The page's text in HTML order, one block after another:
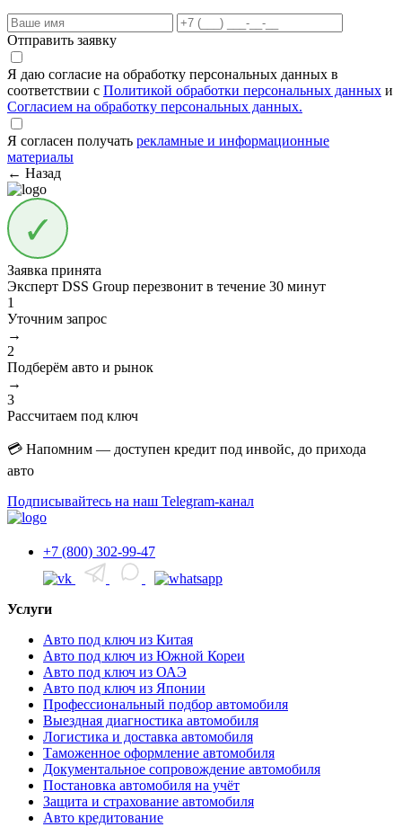
Отправить заявку
Я даю согласие на обработку персональных данных в
соответствии с Политикой обработки персональных данных и
Согласием на обработку персональных данных.
Я согласен получать рекламные и информационные
материалы
← Назад
Заявка принята
Эксперт DSS Group перезвонит в течение 30 минут
1
Уточним запрос
→
2
Подберём авто и рынок
→
3
Рассчитаем под ключ
💳 Напомним — доступен кредит под инвойс, до прихода
авто
Подписывайтесь на наш Telegram-канал
+7 (800) 302-99-47
Услуги
Авто под ключ из Китая
Авто под ключ из Южной Кореи
Авто под ключ из ОАЭ
Авто под ключ из Японии
Профессиональный подбор автомобиля
Выездная диагностика автомобиля
Логистика и доставка автомобиля
Таможенное оформление автомобиля
Документальное сопровождение автомобиля
Постановка автомобиля на учёт
Защита и страхование автомобиля
Авто кредитование